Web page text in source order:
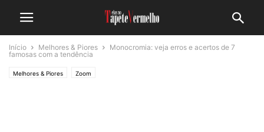
Início Melhores & Piores
Monocromia: veja erros e acertos de 7
famosas com a tendência
Melhores & Piores Zoom